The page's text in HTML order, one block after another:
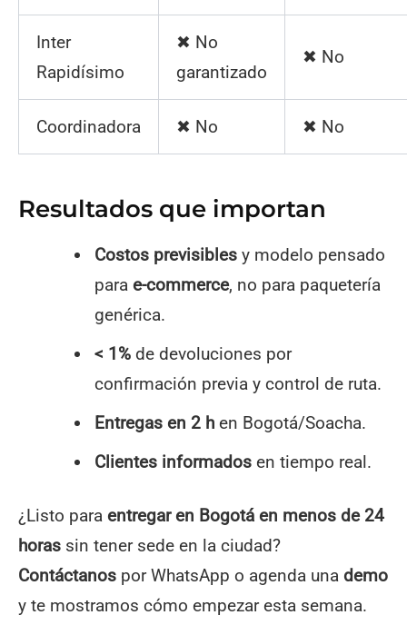
Inter
Rapidísimo
✖ No
garantizado
✖ No
Coordinadora ✖ No ✖ No
Resultados que importan
Costos previsiblesy modelo pensado
para e-commerce, no para paquetería
genérica.
< 1%de devoluciones por
confirmación previa y control de ruta.
Entregas en 2 hen Bogotá/Soacha.
Clientes informadosen tiempo real.
¿Listo para entregar en Bogotá en menos de 24
horas sin tener sede en la ciudad?
Contáctanos por WhatsApp o agenda una demo
y te mostramos cómo empezar esta semana.